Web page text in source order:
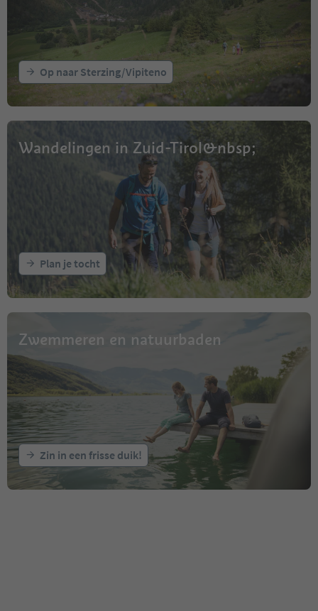
Op naar Sterzing/Vipiteno
Wandelingen in Zuid-Tirol&nbsp;
Plan je tocht
Zwemmeren en natuurbaden
Zin in een frisse duik!